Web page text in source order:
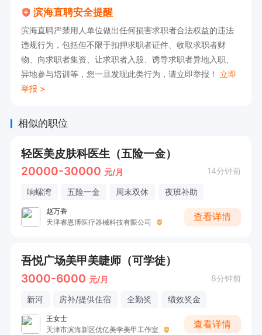
损）
•具备基础中医诊断能力（舌诊、背诊等）
3.职业素养：
•手法沉稳精准，力度控制得当
•服务意识强，善于与客户交流建立信任
•遵守职业道德，保护客户隐私
三、薪资福利
1.薪资结构：底薪（3000-6000元）+服务提成
+业绩奖金
滨海直聘安全提醒
滨海直聘严禁用人单位做出任何损害求职者合法权益的违法
违规行为，包括但不限于扣押求职者证件、收取求职者财
物、向求职者集资、让求职者入股、诱导求职者异地入职、
异地参与培训等，您一旦发现此类行为，请立即举报！ 立即
举报 >
相似的职位
轻医美皮肤科医生（五险一金）
20000-30000 元/月 14分钟前
响螺湾 五险一金 周末双休 夜班补助
赵万香
天津睿恩博医疗器械科技有限公司
查看详情
吾悦广场美甲美睫师（可学徒）
3000-6000 元/月 8分钟前
新河 房补/提供住宿 全勤奖 绩效奖金
王女士
天津市滨海新区优亿美学美甲工作室
查看详情